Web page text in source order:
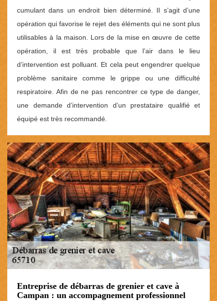
cumulant dans un endroit bien déterminé. Il s’agit d’une
opération qui favorise le rejet des éléments qui ne sont plus
utilisables à la maison. Lors de la mise en œuvre de cette
opération, il est très probable que l’air dans le lieu
d’intervention est polluant. Et cela peut engendrer quelque
problème sanitaire comme le grippe ou une difficulté
respiratoire. Afin de ne pas rencontrer ce type de danger,
une demande d’intervention d’un prestataire qualifié et
équipé est très recommandé.
Entreprise de débarras de grenier et cave à
Campan : un accompagnement professionnel